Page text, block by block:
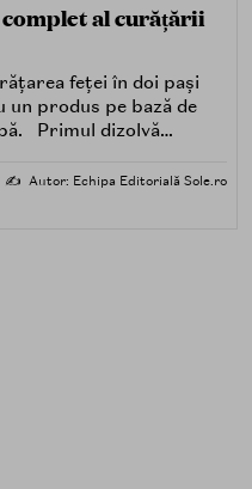
al curățării
feței în doi pași
un produs pe bază de
Primul dizolvă
impuritățile solubile în
✍️ Autor: Echipa Editorială Sole.ro